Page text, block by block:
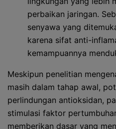
perbaikan jaringan.
senyawa yang
karena sifat anti-
kemampuannya
Meskipun penelitian
masih dalam tahap awal,
perlindungan antioksidan,
stimulasi faktor
memberikan dasar yang